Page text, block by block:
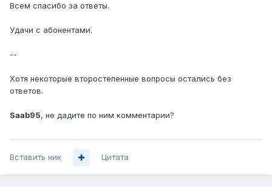
Всем спасибо за ответы.
Удачи с абонентами.
--
Хотя некоторые второстепенные вопросы остались без
ответов.
Saab95, не дадите по ним комментарии?
Вставить ник Цитата